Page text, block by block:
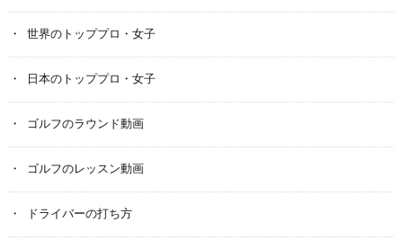
世界のトッププロ・女子
日本のトッププロ・女子
ゴルフのラウンド動画
ゴルフのレッスン動画
ドライバーの打ち方